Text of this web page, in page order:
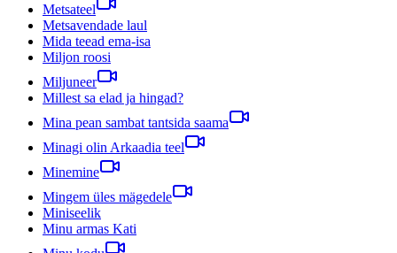
Metsateel
Metsavendade laul
Mida teead ema-isa
Miljon roosi
Miljuneer
Millest sa elad ja hingad?
Mina pean sambat tantsida saama
Minagi olin Arkaadia teel
Minemine
Mingem üles mägedele
Miniseelik
Minu armas Kati